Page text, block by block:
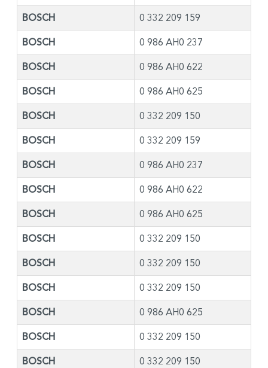
BOSCH 0 332 209 159
BOSCH 0 986 AH0 237
BOSCH 0 986 AH0 622
BOSCH 0 986 AH0 625
BOSCH 0 332 209 150
BOSCH 0 332 209 159
BOSCH 0 986 AH0 237
BOSCH 0 986 AH0 622
BOSCH 0 986 AH0 625
BOSCH 0 332 209 150
BOSCH 0 332 209 150
BOSCH 0 332 209 150
BOSCH 0 986 AH0 625
BOSCH 0 332 209 150
BOSCH 0 332 209 150